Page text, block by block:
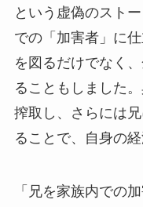
という虚偽のスト
での「加害者」に
を図るだけでなく
ることもしました
搾取し、さらには
ることで、自身の
「兄を家族内での